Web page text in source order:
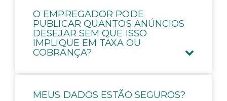
O EMPREGADOR PODE
PUBLICAR QUANTOS ANÚNCIOS
DESEJAR SEM QUE ISSO
IMPLIQUE EM TAXA OU
COBRANÇA?
MEUS DADOS ESTÃO SEGUROS?